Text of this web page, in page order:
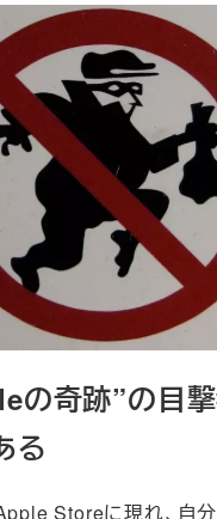
の奇跡”の目
る
Storeに現れ、自